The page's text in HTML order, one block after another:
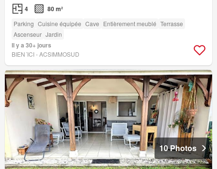
4 80 m²
Parking Cuisine équipée Cave Entièrement meublé Terrasse
Ascenseur Jardin
Il y a 30+ jours
BIEN´ICI - ACSIMMOSUD
10 Photos